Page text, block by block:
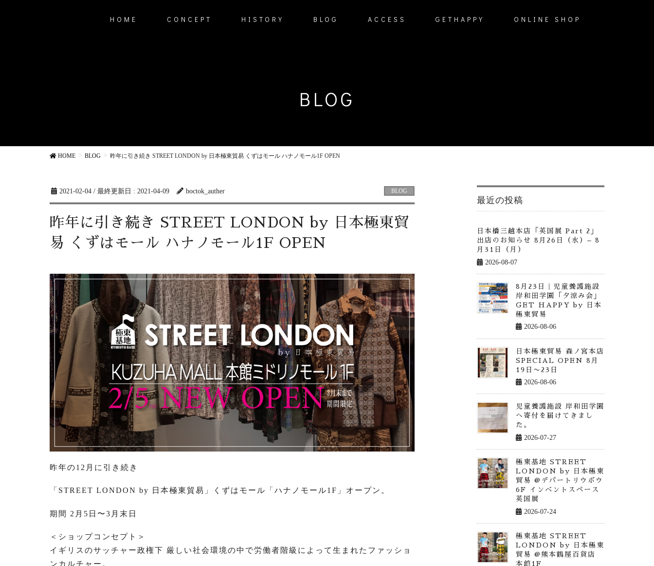
HOME CONCEPT HISTORY BLOG ACCESS GETHAPPY ONLINE SHOP
BLOG
HOME BLOG 昨年に引き続き STREET LONDON by 日本極東貿易 くずはモール ハナノモール1F OPEN
2021-02-04 / 最終更新日 : 2021-04-09 boctok_auther BLOG
昨年に引き続き STREET LONDON by 日本極東貿
易 くずはモール ハナノモール1F OPEN
昨年の12月に引き続き
「STREET LONDON by 日本極東貿易」くずはモール「ハナノモール1F」オープン。
期間 2月5日〜3月末日
＜ショップコンセプト＞
イギリスのサッチャー政権下 厳しい社会環境の中で労働者階級によって生まれたファッショ
ンカルチャー。
最近の投稿
日本橋三越本店「英国展 Part 2」
出店のお知らせ 8月26日（水）– 8
月31日（月）
2026-08-07
8月23日｜児童養護施設
岸和田学園「夕涼み会」
GET HAPPY by 日本
極東貿易
2026-08-06
日本極東貿易 森ノ宮本店
SPECIAL OPEN 8月
19日〜23日
2026-08-06
児童養護施設 岸和田学園
へ寄付を届けてきまし
た。
2026-07-27
極東基地 STREET
LONDON by 日本極東
貿易 @デパートリウボウ
6F インベントスペース
英国展
2026-07-24
極東基地 STREET
LONDON by 日本極東
貿易 @熊本鶴屋百貨店
本館1F